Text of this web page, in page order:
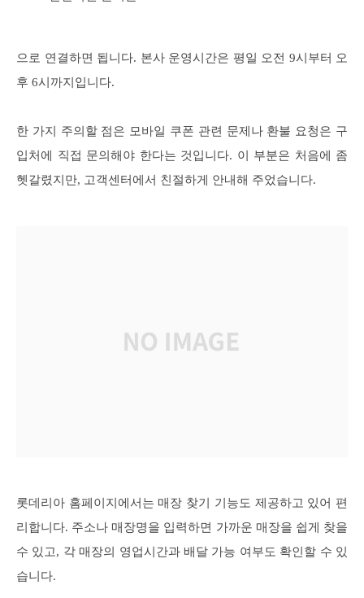
으로 연결하면 됩니다. 본사 운영시간은 평일 오전 9시부터 오
후 6시까지입니다.
한 가지 주의할 점은 모바일 쿠폰 관련 문제나 환불 요청은 구
입처에 직접 문의해야 한다는 것입니다. 이 부분은 처음에 좀
헷갈렸지만, 고객센터에서 친절하게 안내해 주었습니다.
롯데리아 홈페이지에서는 매장 찾기 기능도 제공하고 있어 편
리합니다. 주소나 매장명을 입력하면 가까운 매장을 쉽게 찾을
수 있고, 각 매장의 영업시간과 배달 가능 여부도 확인할 수 있
습니다.